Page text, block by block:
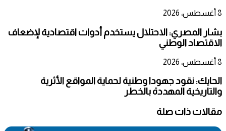
8 أغسطس، 2026
بشار المصري: الاحتلال يستخدم أدوات اقتصادية لإضعاف
الاقتصاد الوطني
8 أغسطس، 2026
الحايك: نقود جهودا وطنية لحماية المواقع الأثرية
والتاريخية المهددة بالخطر
مقالات ذات صلة